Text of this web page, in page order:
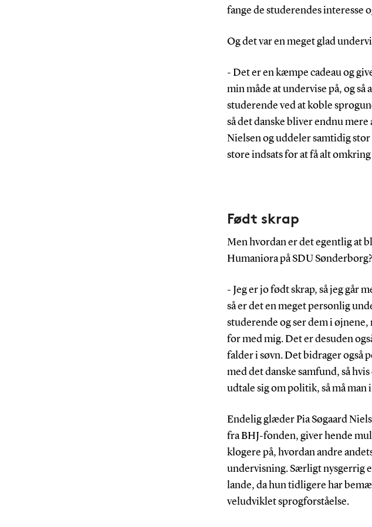
fange de studerendes interesse
Og det var en meget glad
- Det er en kæmpe cadeau og
min måde at undervise på, og
studerende ved at koble
så det danske bliver endnu
Nielsen og uddeler samtidig
store indsats for at få alt
Født skrap
Men hvordan er det egentlig at
Humaniora på SDU
- Jeg er jo født skrap, så jeg går
så er det en meget personlig
studerende og ser dem i
for med mig. Det er desuden
falder i søvn. Det bidrager også
med det danske samfund, så
udtale sig om politik, så må man
Endelig glæder Pia Søgaard
fra BHJ-fonden, giver hende
klogere på, hvordan andre
undervisning. Særligt nysgerrig
lande, da hun tidligere har
veludviklet sprogforståelse.